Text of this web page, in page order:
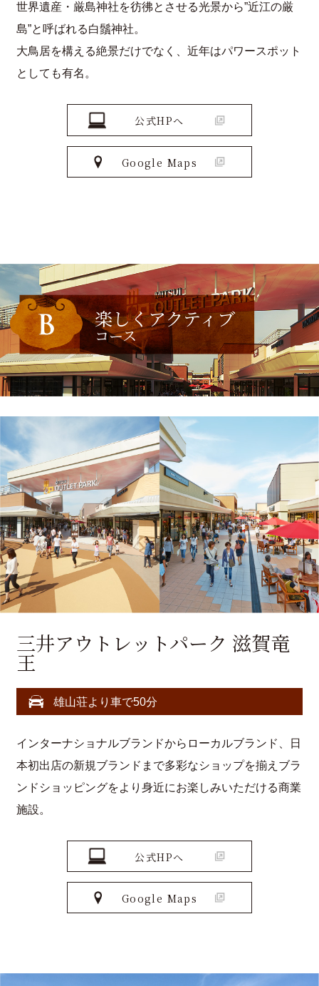
世界遺産・厳島神社を彷彿とさせる光景から”近江の厳
島”と呼ばれる白鬚神社。
大鳥居を構える絶景だけでなく、近年はパワースポット
としても有名。
公式HPへ
Google Maps
楽しくアクティブ
コース
三井アウトレットパーク 滋賀竜
王
雄山荘より車で50分
インターナショナルブランドからローカルブランド、日
本初出店の新規ブランドまで多彩なショップを揃えブラ
ンドショッピングをより身近にお楽しみいただける商業
施設。
公式HPへ
Google Maps